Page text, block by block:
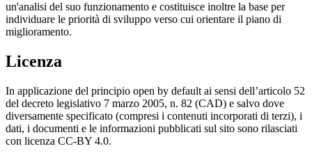
un'analisi del suo funzionamento e costituisce inoltre la base per
individuare le priorità di sviluppo verso cui orientare il piano di
miglioramento.
Licenza
In applicazione del principio open by default ai sensi dell’articolo 52
del decreto legislativo 7 marzo 2005, n. 82 (CAD) e salvo dove
diversamente specificato (compresi i contenuti incorporati di terzi), i
dati, i documenti e le informazioni pubblicati sul sito sono rilasciati
con licenza CC-BY 4.0.